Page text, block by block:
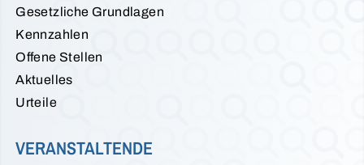
Gesetzliche Grundlagen
Kennzahlen
Offene Stellen
Aktuelles
Urteile
VERANSTALTENDE